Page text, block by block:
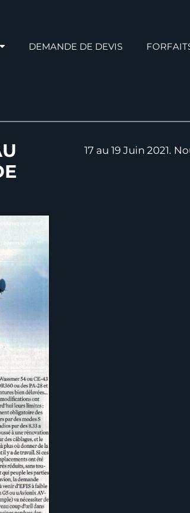
DEMANDE DE DEVIS
17 au 19 Juin 2021.